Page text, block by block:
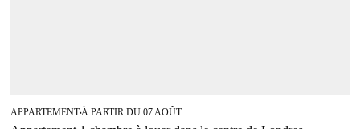
APPARTEMENT■À PARTIR DU 07 AOÛT